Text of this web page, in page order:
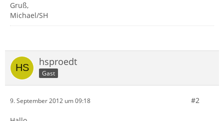
Gruß,
Michael/SH
hsproedt
Gast
9. September 2012 um 09:18 #2